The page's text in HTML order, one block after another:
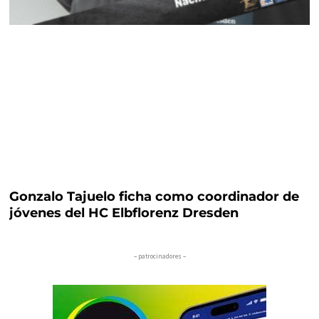
Gonzalo Tajuelo ficha como coordinador de
jóvenes del HC Elbflorenz Dresden
– patrocinadores –